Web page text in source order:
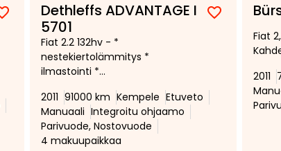
Lisää
suosikiksi
Poista
suosikeista
Dethleffs ADVANTAGE I
5701
Lisää
suosikiksi
Poista
Fiat 2.2 132hv - *
nestekiertolämmitys *
ilmastointi *
2011 91000 km Kempele Etuveto
Manuaali Integroitu ohjaamo
Parivuode, Nostovuode
4 makuupaikkaa
Fiat
2011